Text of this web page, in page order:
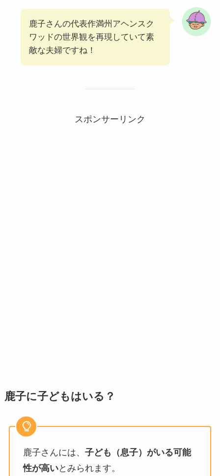
鹿子さんの代表作満州アヘンスク
ワッドの世界観を再現していて素
敵な夫婦ですね！
スポンサーリンク
鹿子に子どもはいる？
鹿子さんには、 子ども（息子）がいる可能
性が高いとみられます。